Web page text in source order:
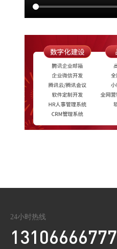
24小时热线
13106666777